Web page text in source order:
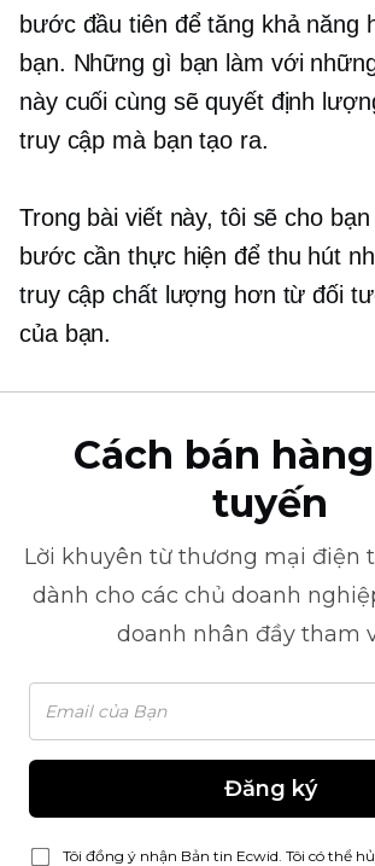
bước đầu tiên để tăng khả năng
bạn. Những gì bạn làm với
này cuối cùng sẽ quyết định
truy cập mà bạn tạo ra.
Trong bài viết này, tôi sẽ cho
bước cần thực hiện để thu hút
truy cập chất lượng hơn từ đối
của bạn.
Cách bán
tuyến
Lời khuyên từ thương mại điện
dành cho các chủ doanh
doanh nhân đầy tham
Đăng ký
Tôi đồng ý nhận Bản tin Ecwid. Tôi có thể